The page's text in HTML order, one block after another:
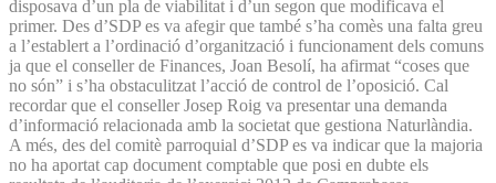
disposava d’un pla de viabilitat i d’un segon que modificava el
primer. Des d’SDP es va afegir que també s’ha comès una falta greu
a l’establert a l’ordinació d’organització i funcionament dels comuns
ja que el conseller de Finances, Joan Besolí, ha afirmat “coses que
no són” i s’ha obstaculitzat l’acció de control de l’oposició. Cal
recordar que el conseller Josep Roig va presentar una demanda
d’informació relacionada amb la societat que gestiona Naturlàndia.
A més, des del comitè parroquial d’SDP es va indicar que la majoria
no ha aportat cap document comptable que posi en dubte els